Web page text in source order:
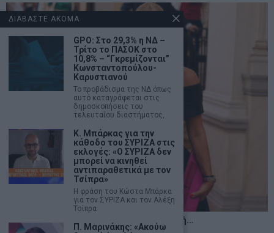
Η αληθινή παιδεία ξεκινά από την ψυχή…
ΔΙΑΒΑΣΤΕ ΑΚΟΜΑ
GPO: Στο 29,3% η ΝΔ –
Τρίτο το ΠΑΣΟΚ στο
10,8% – “Γκρεμίζονται”
Κωνσταντοπούλου-
Καρυστιανού
Το προβάδισμα της ΝΔ όπως
αυτό καταγράφεται στις
δημοσκοπήσεις του
τελευταίου διαστήματος,
Κ. Μπάρκας για την
κάθοδο του ΣΥΡΙΖΑ στις
εκλογές: «Ο ΣΥΡΙΖΑ δεν
μπορεί να κινηθεί
αντιπαραθετικά με τον
Τσίπρα»
Η φράση του Κώστα Μπάρκα
για τον ΣΥΡΙΖΑ και τον Αλέξη
Τσίπρα
Π. Μαρινάκης: «Ακούω